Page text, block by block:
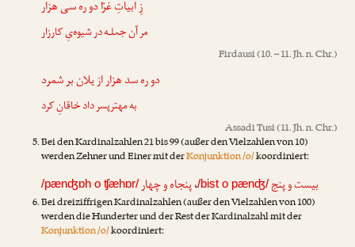
زِ ابیاتِ غرّا دو ره سی هزار
مر آن جملـه در شیوه‌یِ کارزار
Firdausi(10. – 11. Jh. n. Chr.)
دو ره سد هزار از یلان بر شمرد
به مهترپسر داد خاقانِ کرد
Assadi Tusi(11. Jh. n. Chr.)
Bei den Kardinalzahlen 21 bis 99 (außer den Vielzahlen von 10)
werden Zehner und Einer mit derKonjunktion /o/koordiniert:
بیست و پنج /bist o pænʤ/،پنجاه و چهار/pænʤɒh o ʧæhɒr/
Bei dreiziffrigen Kardinalzahlen (außer den Vielzahlen von 100)
werden die Hunderter und der Rest der Kardinalzahl mit der
Konjunktion /o/koordiniert: